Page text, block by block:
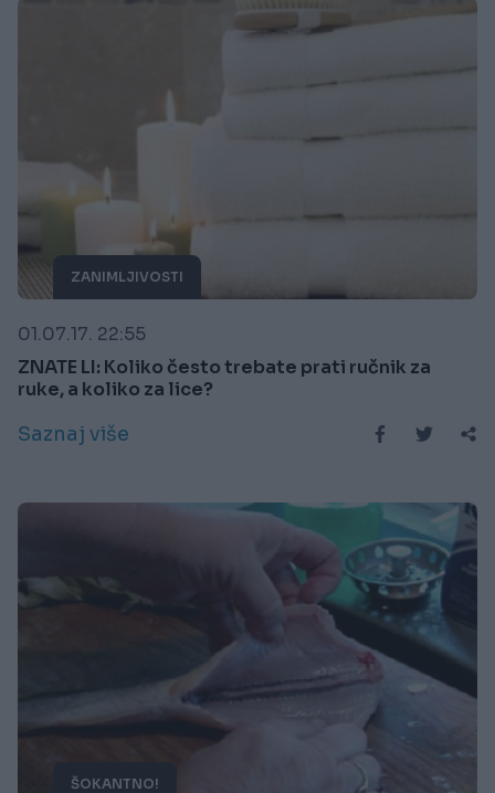
ZANIMLJIVOSTI
01.07.17. 22:55
ZNATE LI: Koliko često trebate prati ručnik za
ruke, a koliko za lice?
Saznaj više
ŠOKANTNO!